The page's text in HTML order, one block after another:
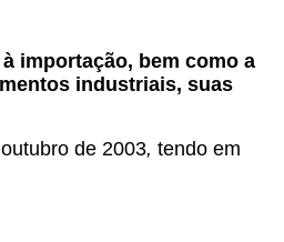
importação, bem como a
industriais, suas
de 2003, tendo em